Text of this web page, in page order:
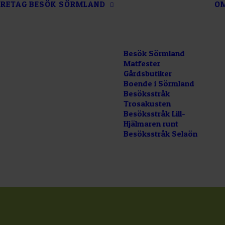
BESÖK SÖRMLAND
Besök Sörmland
Matfester
Gårdsbutiker
Boende i Sörmland
Besöksstråk
Trosakusten
Besöksstråk Lill-
Hjälmaren runt
Besöksstråk Selaön